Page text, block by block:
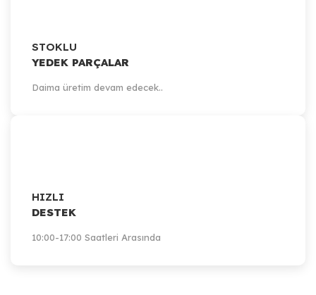
STOKLU
YEDEK PARÇALAR
Daima üretim devam edecek..
HIZLI
DESTEK
10:00-17:00 Saatleri Arasında